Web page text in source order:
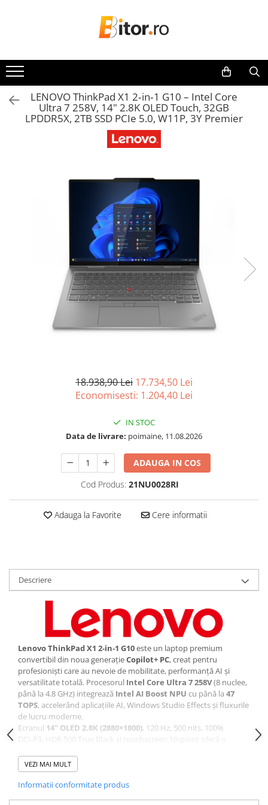
Laptop , PC, Tablete
Laptop-uri
Laptop-uri Gaming
Laptop-uri Home
Tablete - Windows
Imprimante, Scannere,
Consumabile
Imprimante & Multifuncționale
Imprimante Matriciale
Multifuncțional Cerneală
Multifuncțional Laser Mono
Accesorii Imprimante & Scannere
Consumabile & Filamente 3D
Accesorii imprimante, scannere
Accesorii imprimante - altele
Consumabile - cerneală
Laser Drums
Toner
Waste Toner
Imprimante Large Format Printer
Accesorii Large Format
Plottere & Scannere
Scannere
Scannere Documente
TV, Audio-Video & Multimedia
Monitoare
Monitoare Gaming & Consumer
Monitoare Business
Accesorii
Accesorii Căști & Microfoane
LENOVO ThinkPad X1 2‑in‑1 G10 – Intel Core
Ultra 7 258V, 14" 2.8K OLED Touch, 32GB
LPDDR5X, 2TB SSD PCIe 5.0, W11P, 3Y Premier
18.938,90 Lei 17.734,50 Lei
Economisesti: 1.204,40 Lei
IN STOC
Data de livrare: poimaine, 11.08.2026
ADAUGA IN COS
Cod Produs: 21NU0028RI
Adauga la Favorite Cere informatii
Descriere
Lenovo ThinkPad X1 2‑in‑1 G10este un laptop premium
convertibil din noua generațieCopilot+ PC, creat pentru
profesioniști care au nevoie de mobilitate, performanță AI și
versatilitate totală. Procesorul Intel Core Ultra 7 258V(8 nuclee,
până la 4.8 GHz) integrează Intel AI Boost NPU cu până la 47
TOPS, accelerând aplicațiile AI, Windows Studio Effects și fluxurile
de lucru moderne.
Ecranul 14" OLED 2.8K (2880×1800), 120 Hz, 500 nits, 100%
DCI‑P3, HDR 500 True Black și touchscreen 10‑point oferă o
profesionale. Cei
5.0 NVMeasigură viteze extreme în multitasking, aplicații
profesionale, editare și procesare de date.
VEZI MAI MULT
Informatii conformitate produs